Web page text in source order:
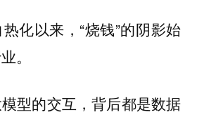
化以来，“烧钱”的阴影始
。
型的交互，背后都是数据